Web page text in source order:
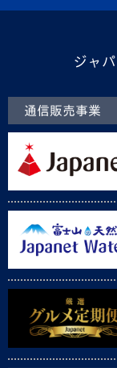
ジャ
通信販売事業